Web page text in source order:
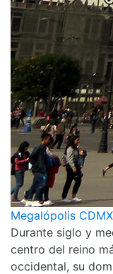
Megalópolis
Durante siglo y
centro del reino
occidental, su